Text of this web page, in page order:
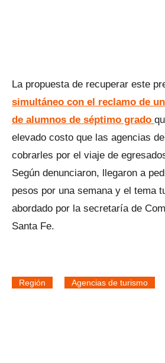
La propuesta de recuperar este
simultáneo con el reclamo de
de alumnos de séptimo grado
elevado costo que las agencias
cobrarles por el viaje de
Según denunciaron, llegaron a
pesos por una semana y el tema
abordado por la secretaría de
Santa Fe.
Región Agencias de turismo